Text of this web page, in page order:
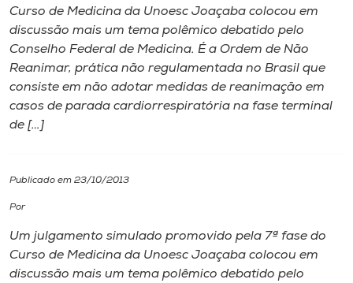
A
Internacionalização
Cultura
Curso de Medicina da Unoesc Joaçaba colocou em
discussão mais um tema polêmico debatido pelo
Conselho Federal de Medicina. É a Ordem de Não
Reanimar, prática não regulamentada no Brasil que
consiste em não adotar medidas de reanimação em
casos de parada cardiorrespiratória na fase terminal
de […]
Publicado em 23/10/2013
Por
Um julgamento simulado promovido pela 7ª fase do
Curso de Medicina da Unoesc Joaçaba colocou em
discussão mais um tema polêmico debatido pelo